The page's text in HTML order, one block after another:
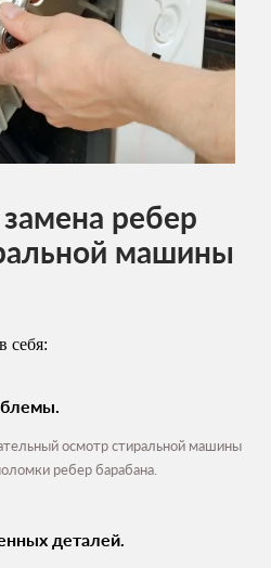
ребер
машины
себя:
осмотр стиральной машины
ребер барабана.
деталей.